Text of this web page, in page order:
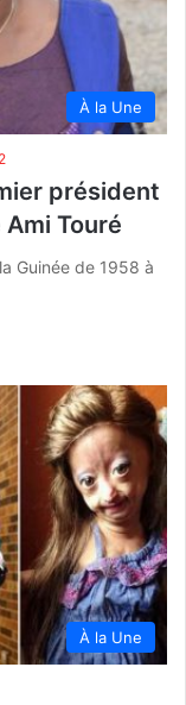
À la Une
président
Touré
Guinée de 1958 à
À la Une